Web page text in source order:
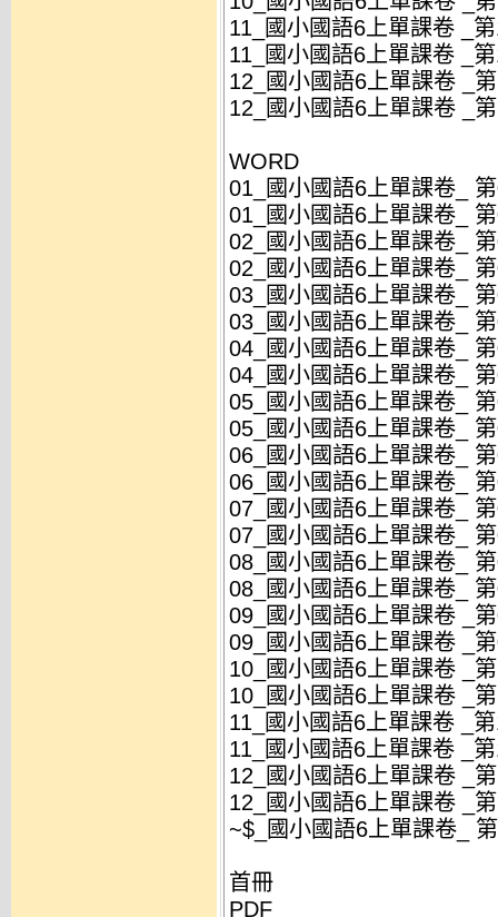
11_國小國語6上單課卷 _
11_國小國語6上單課卷 _
12_國小國語6上單課卷 _
12_國小國語6上單課卷 _
WORD
01_國小國語6上單課卷_
01_國小國語6上單課卷_
02_國小國語6上單課卷_
02_國小國語6上單課卷_
03_國小國語6上單課卷_
03_國小國語6上單課卷_
04_國小國語6上單課卷_
04_國小國語6上單課卷_
05_國小國語6上單課卷_
05_國小國語6上單課卷_
06_國小國語6上單課卷_
06_國小國語6上單課卷_
07_國小國語6上單課卷_
07_國小國語6上單課卷_
08_國小國語6上單課卷_
08_國小國語6上單課卷_
09_國小國語6上單課卷 _
09_國小國語6上單課卷 _
10_國小國語6上單課卷 _
10_國小國語6上單課卷 _
11_國小國語6上單課卷 _
11_國小國語6上單課卷 _
12_國小國語6上單課卷 _
12_國小國語6上單課卷 _
~$_國小國語6上單課卷_
首冊
PDF